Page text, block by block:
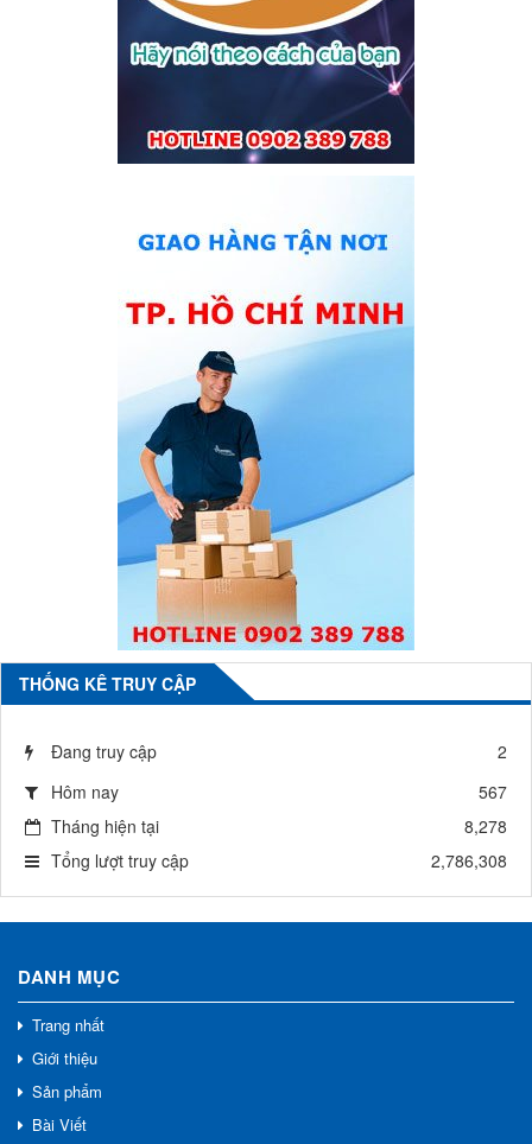
THỐNG KÊ TRUY CẬP
Đang truy cập
2
Hôm nay
567
Tháng hiện tại
8,278
Tổng lượt truy cập
2,786,308
DANH MỤC
Trang nhất
Giới thiệu
Sản phẩm
Bài Viết